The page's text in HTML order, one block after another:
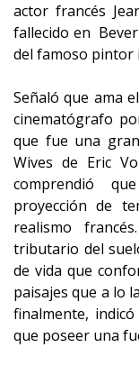
actor francés
fallecido en
del famoso pintor
Señaló que ama
cinematógrafo
que fue una
Wives de Eric
comprendió
proyección de
realismo
tributario del
de vida que
paisajes que a lo
finalmente,
que poseer una